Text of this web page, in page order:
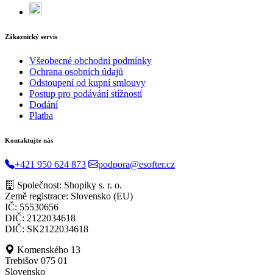
Zákaznický servis
Všeobecné obchodní podmínky
Ochrana osobních údajů
Odstoupení od kupní smlouvy
Postup pro podávání stížností
Dodání
Platba
Kontaktujte nás
+421 950 624 873
podpora@esofter.cz
Společnost: Shopiky s. r. o.
Země registrace: Slovensko (EU)
IČ: 55530656
DIČ: 2122034618
DIČ: SK2122034618
Komenského 13
Trebišov 075 01
Slovensko